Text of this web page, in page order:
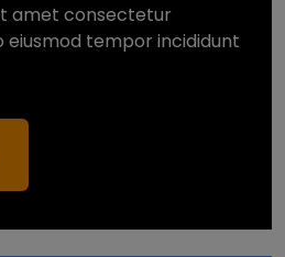
amet consectetur
eiusmod tempor incididunt